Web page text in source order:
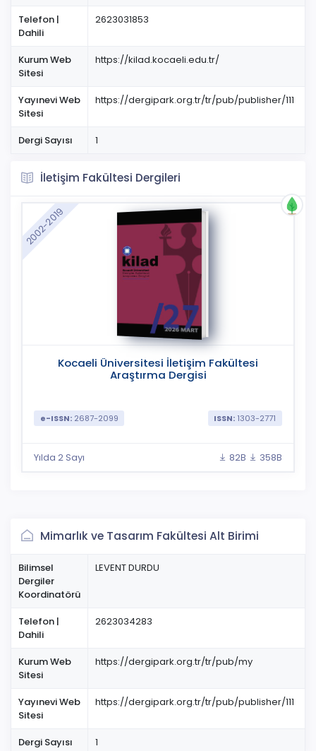
Telefon |
Dahili
2623031853
Kurum Web
Sitesi
https://kilad.kocaeli.edu.tr/
Yayınevi Web
Sitesi
https://dergipark.org.tr/tr/pub/publisher/111
Dergi Sayısı 1
İletişim Fakültesi Dergileri
Kocaeli Üniversitesi İletişim Fakültesi
Araştırma Dergisi
e-ISSN:2687-2099 ISSN: 1303-2771
Yılda 2 Sayı 82B 358B
2002-2019
Mimarlık ve Tasarım Fakültesi Alt Birimi
Bilimsel
Dergiler
Koordinatörü
LEVENT DURDU
Telefon |
Dahili
2623034283
Kurum Web
Sitesi
https://dergipark.org.tr/tr/pub/my
Yayınevi Web
Sitesi
https://dergipark.org.tr/tr/pub/publisher/111
Dergi Sayısı 1